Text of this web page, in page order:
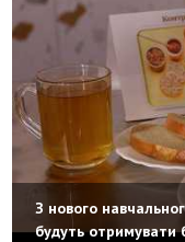
З нового
будуть отримувати